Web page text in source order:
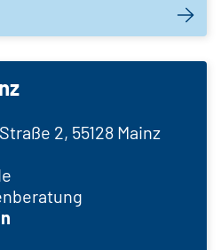
2, 55128 Mainz